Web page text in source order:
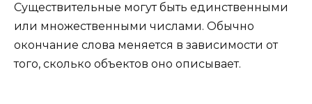
Существительные могут быть единственными
или множественными числами. Обычно
окончание слова меняется в зависимости от
того, сколько объектов оно описывает.